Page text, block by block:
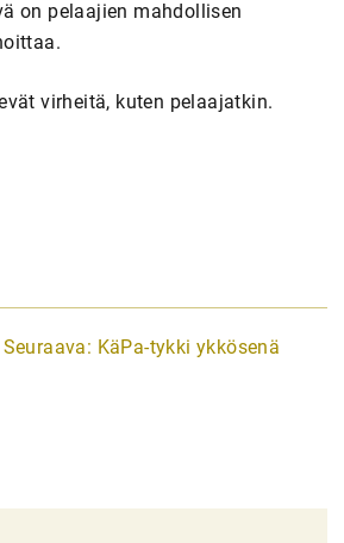
on pelaajien mahdollisen
virheitä, kuten pelaajatkin.
Seuraava: KäPa-tykki ykkösenä